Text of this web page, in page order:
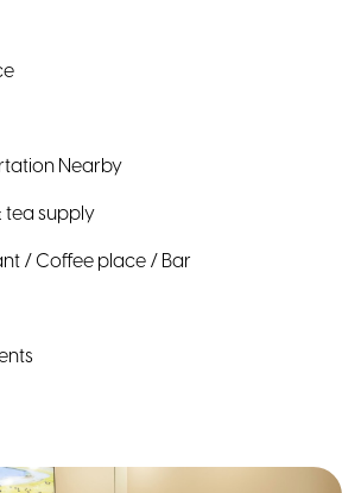
Nearby
tea supply
/ Coffee place / Bar